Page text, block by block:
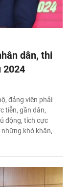
dân, thi
2024
đảng viên phải
tiễn, gần dân,
động, tích cực
khó khăn,